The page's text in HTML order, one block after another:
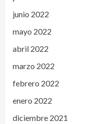
junio 2022
mayo 2022
abril 2022
marzo 2022
febrero 2022
enero 2022
diciembre 2021